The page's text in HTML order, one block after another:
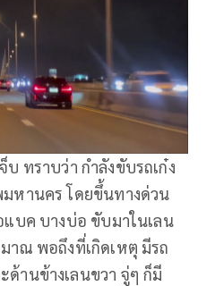
ทราบว่า กำลังขับรถเก๋ง
หานคร โดยขึ้นทางด่วน
แบค บางบ่อ ขับมาในเลน
าณ พอถึงที่เกิดเหตุ มีรถ
านข้างเลนขวา จู่ๆ ก็มี